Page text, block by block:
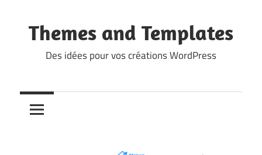
content
Themes and Templates
Des idées pour vos créations WordPress